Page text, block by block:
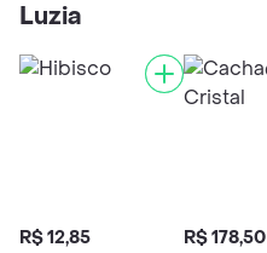
Luzia
R$ 12,85 R$ 178,50